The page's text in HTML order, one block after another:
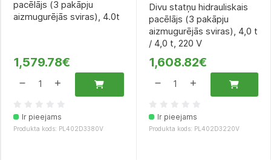
pacēlājs (3 pakāpju
aizmugurējās sviras), 4.0t
1,579.78€
Ir pieejams
Produkta kods: PL402D3380V
Divu statņu hidrauliskais
pacēlājs (3 pakāpju
aizmugurējās sviras), 4,0 t
/ 4,0 t, 220 V
1,608.82€
Ir pieejams
Produkta kods: PL402D3220V